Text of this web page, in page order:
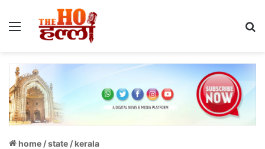
Menu
home /state /kerala